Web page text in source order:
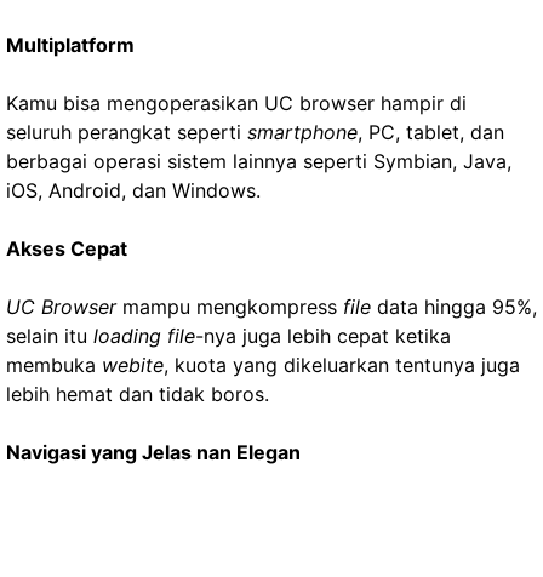
Multiplatform
Kamu bisa mengoperasikan UC browser hampir di
seluruh perangkat seperti smartphone, PC, tablet, dan
berbagai operasi sistem lainnya seperti Symbian, Java,
iOS, Android, dan Windows.
Akses Cepat
UC Browser mampu mengkompress file data hingga 95%,
selain itu loading file-nya juga lebih cepat ketika
membuka webite, kuota yang dikeluarkan tentunya juga
lebih hemat dan tidak boros.
Navigasi yang Jelas nan Elegan